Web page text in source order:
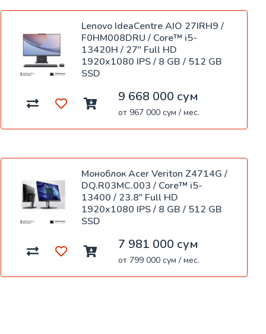
Lenovo IdeaCentre AIO 27IRH9 /
F0HM008DRU / Core™ i5-
13420H / 27" Full HD
1920x1080 IPS / 8 GB / 512 GB
SSD
9 668 000 сум
от 967 000 сум / мес.
Моноблок Acer Veriton Z4714G /
DQ.R03MC.003 / Core™ i5-
13400 / 23.8" Full HD
1920x1080 IPS / 8 GB / 512 GB
SSD
7 981 000 сум
от 799 000 сум / мес.